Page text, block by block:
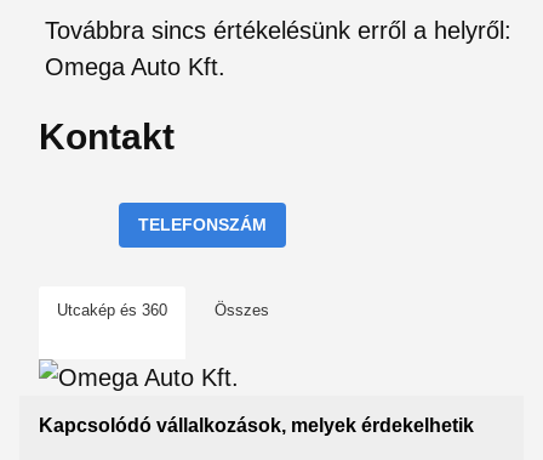
Továbbra sincs értékelésünk erről a helyről:
Omega Auto Kft.
Kontakt
TELEFONSZÁM
Utcakép és 360 Összes
Kapcsolódó vállalkozások, melyek érdekelhetik